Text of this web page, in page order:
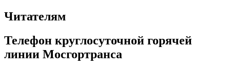
Читателям
Телефон круглосуточной горячей
линии Мосгортранса